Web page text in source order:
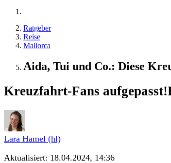
Ratgeber
Reise
Mallorca
Aida, Tui und Co.: Diese
Kreuzfahrt-Fans aufgepasst!
Lara Hamel (hl)
Aktualisiert: 18.04.2024, 14:36